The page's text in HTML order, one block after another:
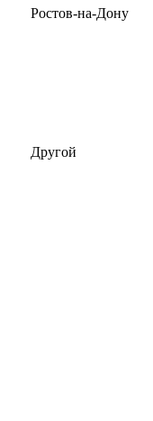
Ростов-на-Дону
Другой